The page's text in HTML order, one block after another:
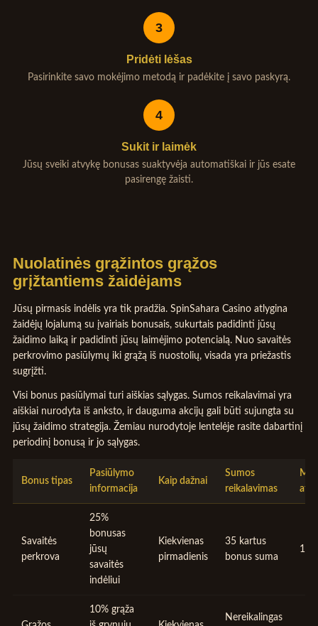
3
Pridėti lėšas
Pasirinkite savo mokėjimo metodą ir padėkite į savo paskyrą.
4
Sukit ir laimėk
Jūsų sveiki atvykę bonusas suaktyvėja automatiškai ir jūs esate
pasirengę žaisti.
Nuolatinės grąžintos grąžos
grįžtantiems žaidėjams
Jūsų pirmasis indėlis yra tik pradžia. SpinSahara Casino atlygina
žaidėjų lojalumą su įvairiais bonusais, sukurtais padidinti jūsų
žaidimo laiką ir padidinti jūsų laimėjimo potencialą. Nuo savaitės
perkrovimo pasiūlymų iki grąžą iš nuostolių, visada yra priežastis
sugrįžti.
Visi bonus pasiūlymai turi aiškias sąlygas. Sumos reikalavimai yra
aiškiai nurodyta iš anksto, ir dauguma akcijų gali būti sujungta su
jūsų žaidimo strategija. Žemiau nurodytoje lentelėje rasite dabartinį
periodinį bonusą ir jo sąlygas.
Bonus tipas
Pasiūlymo
informacija
Kaip dažnai
Sumos
reikalavimas
Savaitės
perkrova
25%
bonusas
jūsų
savaitės
indėliui
Kiekvienas
pirmadienis
35 kartus
bonus suma
100
10% grąža
Nereikalingas